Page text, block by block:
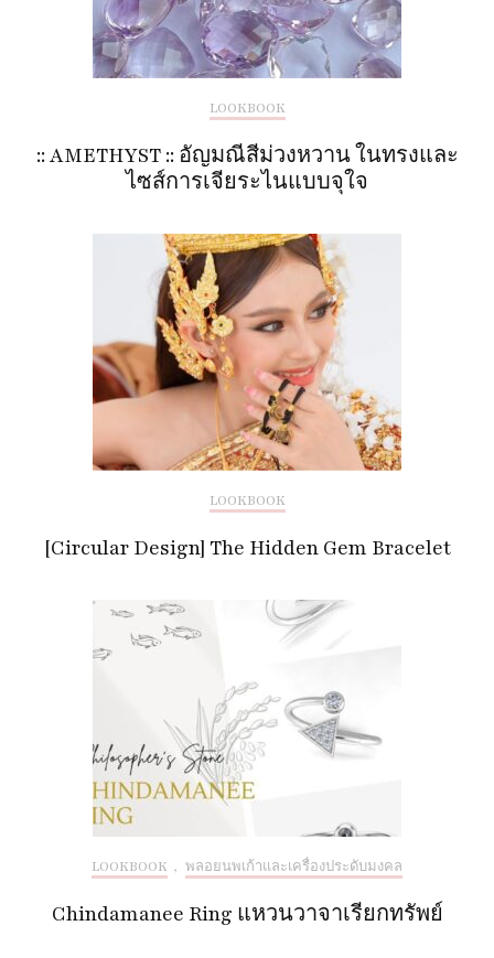
LOOKBOOK
:: AMETHYST :: อัญมณีสีม่วงหวาน ในทรงและ
ไซส์การเจียระไนแบบจุใจ
LOOKBOOK
[Circular Design] The Hidden Gem Bracelet
LOOKBOOK , พลอยนพเก้าและเครื่องประดับมงคล
Chindamanee Ring แหวนวาจาเรียกทรัพย์